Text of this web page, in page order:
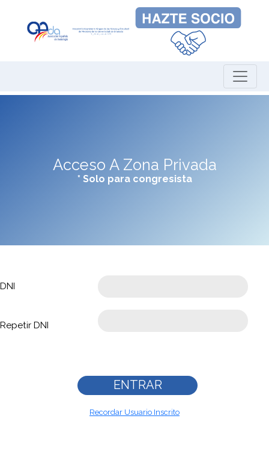
Acceso A Zona Privada
* Solo para congresista
DNI
Repetir DNI
Recordar Usuario Inscrito